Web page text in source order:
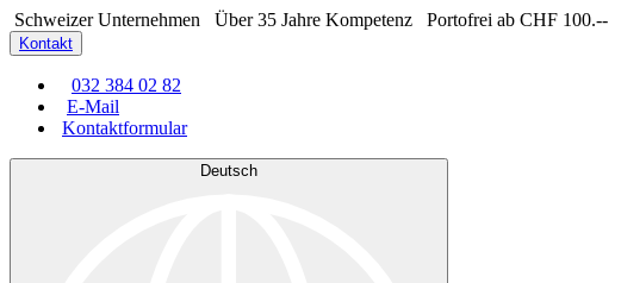
Schweizer Unternehmen Über 35 Jahre Kompetenz Portofrei ab CHF 100.--
Kontakt
032 384 02 82
E-Mail
Kontaktformular
Deutsch